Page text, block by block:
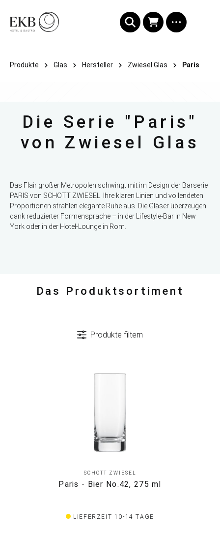
Produkte Glas Hersteller Zwiesel Glas Paris
Die Serie "Paris"
von Zwiesel Glas
Das Flair großer Metropolen schwingt mit im Design der Barserie
PARIS von SCHOTT ZWIESEL. Ihre klaren Linien und vollendeten
Proportionen strahlen elegante Ruhe aus. Die Gläser überzeugen
dank reduzierter Formensprache – in der Lifestyle-Bar in New
York oder in der Hotel-Lounge in Rom.
Das Produktsortiment
Produkte filtern
SCHOTT ZWIESEL
Paris - Bier No.42, 275 ml
LIEFERZEIT 10-14 TAGE